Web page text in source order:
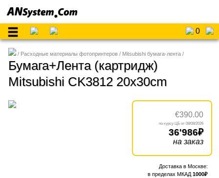
0
Расходные материалы фотопринтеров Mitsubishi бумага-лента
Бумага+Лента (картридж)
Mitsubishi CK3812 20x30cm
€390.00
08/08/2026
36'986
на заказ
1000